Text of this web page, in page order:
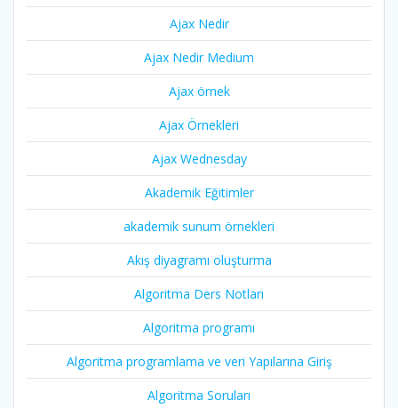
Ajax Nedir
Ajax Nedir Medium
Ajax örnek
Ajax Örnekleri
Ajax Wednesday
Akademik Eğitimler
akademik sunum örnekleri
Akış diyagramı oluşturma
Algoritma Ders Notları
Algoritma programı
Algoritma programlama ve veri Yapılarına Giriş
Algoritma Soruları